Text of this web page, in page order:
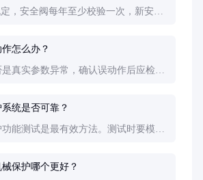
，安全阀每年至少校验一次，新安装
怎么办？
真实参数异常，确认误动作后应检查
统是否可靠？
能测试是最有效方法。测试时要模拟
保护哪个更好？